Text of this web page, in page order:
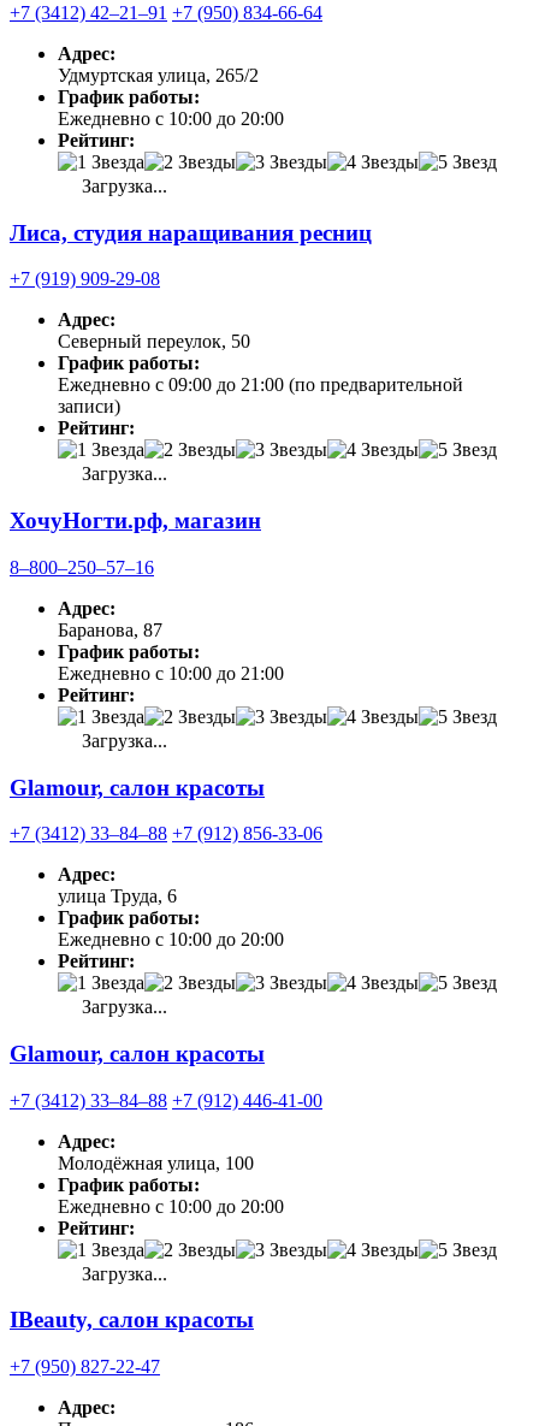
+7 (3412) 42‒21‒91 +7 (950) 834-66-64
Адрес:
Удмуртская улица, 265/2
График работы:
Ежедневно с 10:00 до 20:00
Рейтинг:
Загрузка...
Лиса, студия наращивания ресниц
+7 (919) 909-29-08
Адрес:
Северный переулок, 50
График работы:
Ежедневно с 09:00 до 21:00 (по предварительной
записи)
Рейтинг:
Загрузка...
ХочуНогти.рф, магазин
8‒800‒250‒57‒16
Адрес:
Баранова, 87
График работы:
Ежедневно с 10:00 до 21:00
Рейтинг:
Загрузка...
Glamour, салон красоты
+7 (3412) 33‒84‒88 +7 (912) 856-33-06
Адрес:
улица Труда, 6
График работы:
Ежедневно с 10:00 до 20:00
Рейтинг:
Загрузка...
Glamour, салон красоты
+7 (3412) 33‒84‒88 +7 (912) 446-41-00
Адрес:
Молодёжная улица, 100
График работы:
Ежедневно с 10:00 до 20:00
Рейтинг:
Загрузка...
IBeauty, салон красоты
+7 (950) 827-22-47
Адрес: